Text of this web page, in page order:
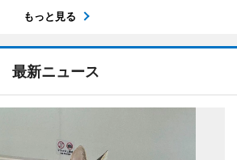
もっと見る
最新ニュース